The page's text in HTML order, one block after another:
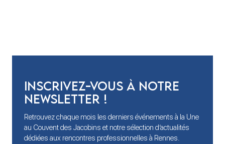
Inscrivez-vous à notre
newsletter !
Retrouvez chaque mois les derniers événements à la Une
au Couvent des Jacobins et notre sélection d’actualités
dédiées aux rencontres professionnelles à Rennes.